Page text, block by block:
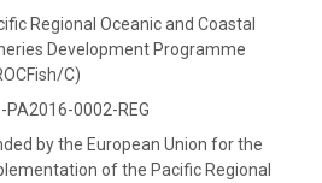
Regional Oceanic and Coastal
Development Programme
C)
PA2016-0002-REG
by the European Union for the
of the Pacific Regional